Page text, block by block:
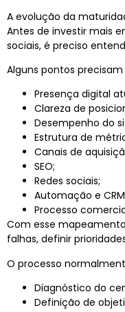
A evolução da
Antes de investir mais
sociais, é preciso
Alguns pontos precisam
Presença digital
Clareza de
Desempenho do
Estrutura de
Canais de
SEO;
Redes sociais;
Automação e
Processo
Com esse
falhas, definir
O processo
Diagnóstico do
Definição de